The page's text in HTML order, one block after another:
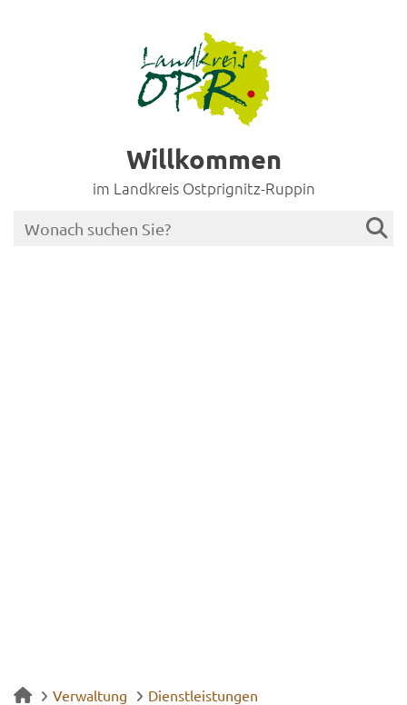
Willkommen
im Landkreis Ostprignitz-Ruppin
Verwaltung Dienstleistungen